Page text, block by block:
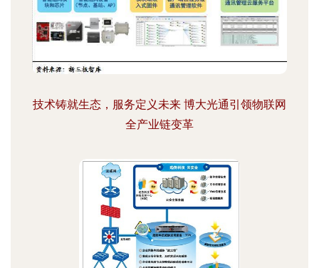
技术铸就生态，服务定义未来 博大光通引领物联网
全产业链变革